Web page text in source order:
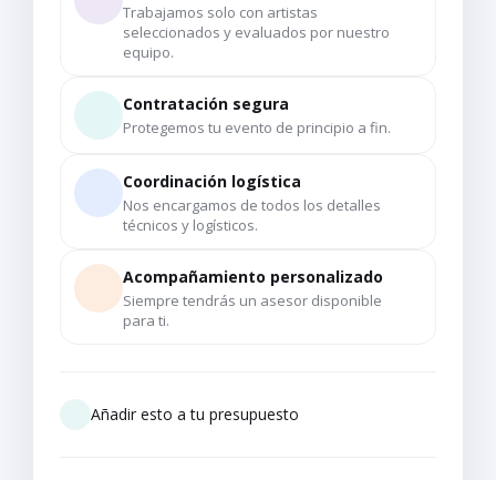
Trabajamos solo con artistas
seleccionados y evaluados por nuestro
equipo.
Contratación segura
Protegemos tu evento de principio a fin.
Coordinación logística
Nos encargamos de todos los detalles
técnicos y logísticos.
Acompañamiento personalizado
Siempre tendrás un asesor disponible
para ti.
Añadir esto a tu presupuesto